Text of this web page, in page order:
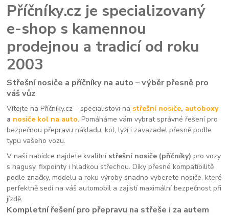
Příčníky.cz je specializovaný
e-shop s kamennou
prodejnou a tradicí od roku
2003
Střešní nosiče a příčníky na auto – výběr přesně pro
váš vůz
Vítejte na Příčníky.cz – specialistovi na střešní nosiče, autoboxy
a nosiče kol na auto. Pomáháme vám vybrat správné řešení pro
bezpečnou přepravu nákladu, kol, lyží i zavazadel přesně podle
typu vašeho vozu.
V naší nabídce najdete kvalitní střešní nosiče (příčníky) pro vozy
s hagusy, fixpointy i hladkou střechou. Díky přesné kompatibilitě
podle značky, modelu a roku výroby snadno vyberete nosiče, které
perfektně sedí na váš automobil a zajistí maximální bezpečnost při
jízdě.
Kompletní řešení pro přepravu na střeše i za autem